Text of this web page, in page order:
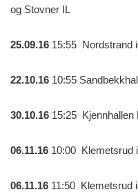
og Stovner IL
25.09.16 15:55 Nordstrand
22.10.16 10:55
30.10.16 15:25 Kjennhallen
06.11.16 10:00 Klemetsrud
06.11.16 11:50 Klemetsrud